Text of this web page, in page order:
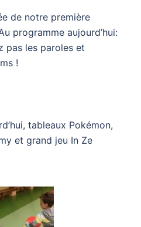
de notre première
programme aujourd’hui:
pas les paroles et
!
tableaux Pokémon,
et grand jeu In Ze